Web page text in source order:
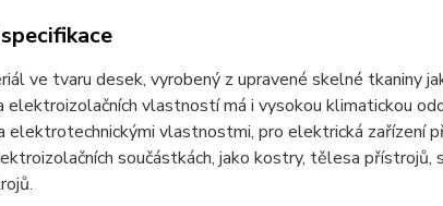
ve tvaru desek, vyrobený z upravené skelné tkaniny
elektroizolačních vlastností má i vysokou klimatickou
elektrotechnickými vlastnostmi, pro elektrická zařízení
součástkách, jako kostry, tělesa